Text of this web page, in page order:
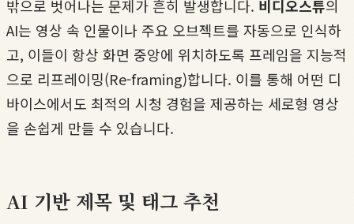
밖으로 벗어나는 문제가 흔히 발생합니다. 비디오스튜의
AI는 영상 속 인물이나 주요 오브젝트를 자동으로 인식하
고, 이들이 항상 화면 중앙에 위치하도록 프레임을 지능적
으로 리프레이밍(Re-framing)합니다. 이를 통해 어떤 디
바이스에서도 최적의 시청 경험을 제공하는 세로형 영상
을 손쉽게 만들 수 있습니다.
AI 기반 제목 및 태그 추천